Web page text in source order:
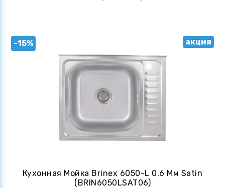
-15% акция
Кухонная Мойка Brinex 6050-L 0,6 Мм Satin
(BRIN6050LSAT06)